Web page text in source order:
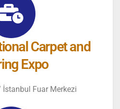
Carpet and
Expo
İstanbul Fuar Merkezi